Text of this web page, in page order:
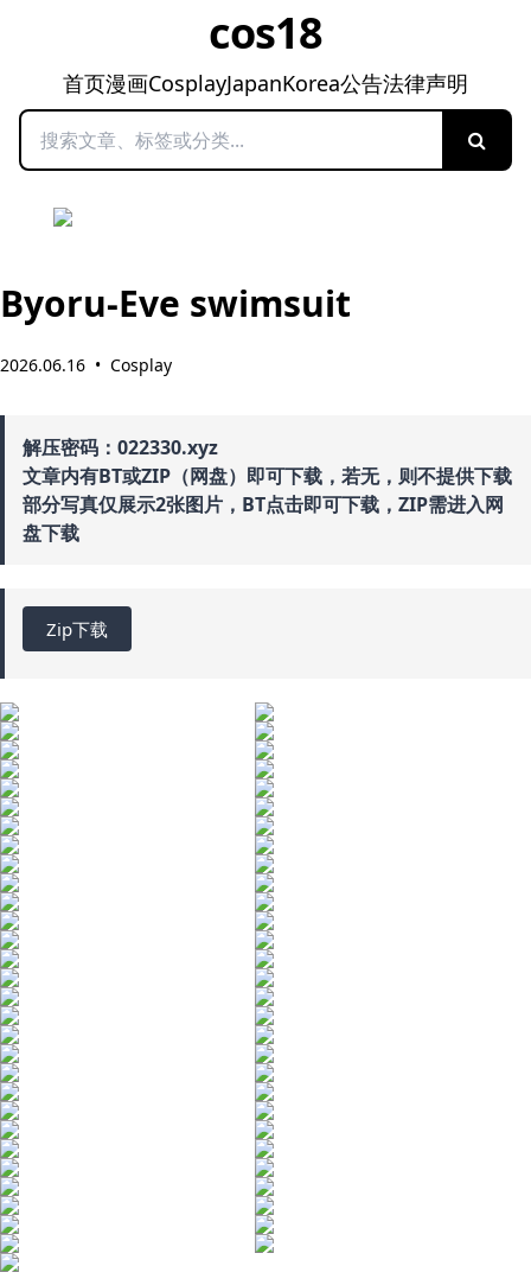
cos18
首页漫画CosplayJapanKorea公告法律声明
搜索
Byoru-Eve swimsuit
2026.06.16 • Cosplay
解压密码：022330.xyz
文章内有BT或ZIP（网盘）即可下载，若无，则不提供下载
部分写真仅展示2张图片，BT点击即可下载，ZIP需进入网
盘下载
Zip下载